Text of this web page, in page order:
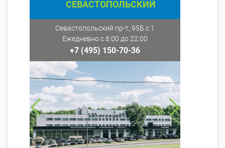
СЕВАСТОПОЛЬСКИЙ
Севастопольский пр-т, 95Б с.1
Ежедневно с 8:00 до 22:00
+7 (495) 150-70-36